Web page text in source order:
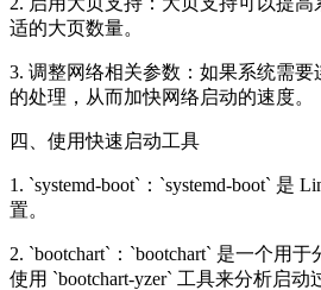
适的大页数量。
3. 调整网络相关参数：如果系统需要
的处理，从而加快网络启动的速度。
四、使用快速启动工具
1. `systemd-boot`：`systemd-boot`
置。
2. `bootchart`：`bootchart` 是一个用
使用 `bootchart-yzer` 工具来分析启动